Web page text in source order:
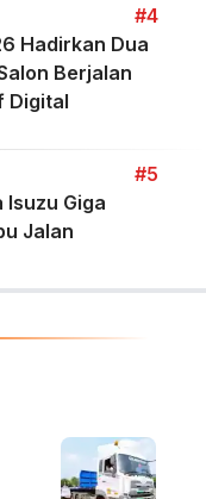
#4
Hadirkan Dua
Berjalan
Digital
#5
Isuzu Giga
Jalan